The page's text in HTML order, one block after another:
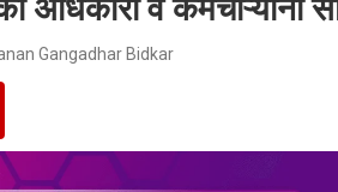
अधिकारी व
Gangadhar Bidkar